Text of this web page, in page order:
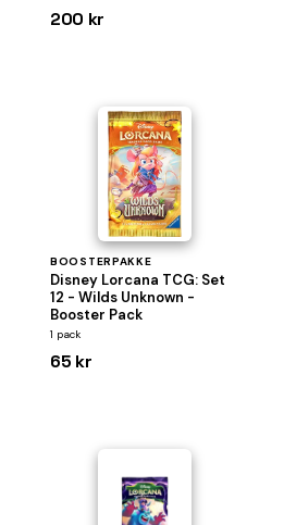
200 kr
BOOSTERPAKKE
Disney Lorcana TCG: Set
12 - Wilds Unknown -
Booster Pack
1 pack
65 kr